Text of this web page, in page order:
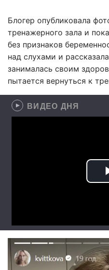
Блогер опубликовала
тренажерного зала и
без признаков
над слухами и
занималась своим
пытается вернуться к
ВИДЕО ДНЯ